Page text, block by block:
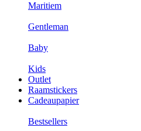
Maritiem
Gentleman
Baby
Kids
Outlet
Raamstickers
Cadeaupapier
Bestsellers